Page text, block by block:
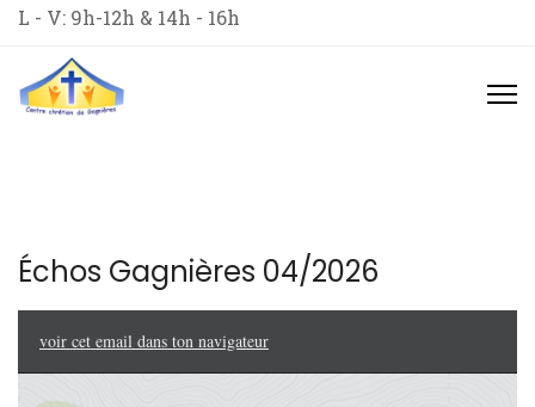
L - V: 9h-12h & 14h - 16h
Échos Gagnières 04/2026